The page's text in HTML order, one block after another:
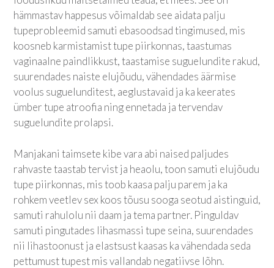
hämmastav happesus võimaldab see aidata palju
tupeprobleemid samuti ebasoodsad tingimused, mis
koosneb karmistamist tupe piirkonnas, taastumas
vaginaalne paindlikkust, taastamise suguelundite rakud,
suurendades naiste elujõudu, vähendades äärmise
voolus suguelunditest, aeglustavaid ja ka keerates
ümber tupe atroofia ning ennetada ja tervendav
suguelundite prolapsi.
Manjakani taimsete kibe vara abi naised paljudes
rahvaste taastab tervist ja heaolu, toon samuti elujõudu
tupe piirkonnas, mis toob kaasa palju parem ja ka
rohkem veetlev sex koos tõusu sooga seotud aistinguid,
samuti rahulolu nii daam ja tema partner. Pinguldav
samuti pingutades lihasmassi tupe seina, suurendades
nii lihastoonust ja elastsust kaasas ka vähendada seda
pettumust tupest mis vallandab negatiivse lõhn.